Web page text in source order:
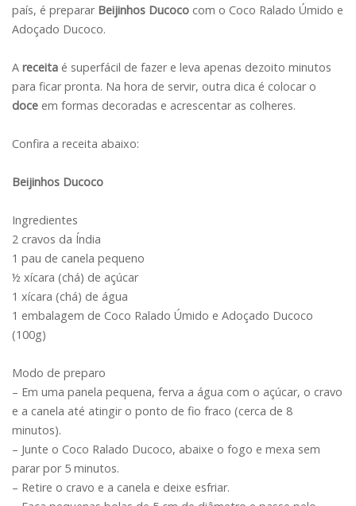
país, é preparar Beijinhos Ducoco com o Coco Ralado Úmido e
Adoçado Ducoco.
A receita é superfácil de fazer e leva apenas dezoito minutos
para ficar pronta. Na hora de servir, outra dica é colocar o
doce em formas decoradas e acrescentar as colheres.
Confira a receita abaixo:
Beijinhos Ducoco
Ingredientes
2 cravos da Índia
1 pau de canela pequeno
½ xícara (chá) de açúcar
1 xícara (chá) de água
1 embalagem de Coco Ralado Úmido e Adoçado Ducoco
(100g)
Modo de preparo
– Em uma panela pequena, ferva a água com o açúcar, o cravo
e a canela até atingir o ponto de fio fraco (cerca de 8
minutos).
– Junte o Coco Ralado Ducoco, abaixe o fogo e mexa sem
parar por 5 minutos.
– Retire o cravo e a canela e deixe esfriar.